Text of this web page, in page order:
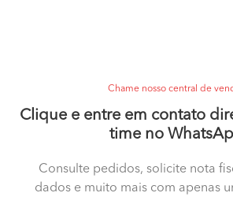
Chame nosso central de
Clique e entre em contato
time no
Consulte pedidos, solicite nota
dados e muito mais com apenas